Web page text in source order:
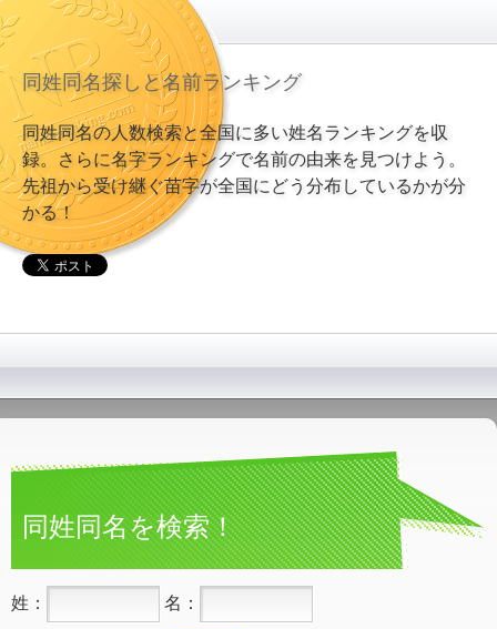
同姓同名探しと名前ランキング
同姓同名の人数検索と全国に多い姓名ランキングを収
録。さらに名字ランキングで名前の由来を見つけよう。
先祖から受け継ぐ苗字が全国にどう分布しているかが分
かる！
同姓同名を検索！
姓： 名：